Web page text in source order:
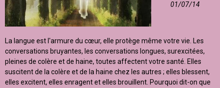
01/07/14
La langue est l'armure du cœur, elle protège même votre vie. Les
conversations bruyantes, les conversations longues, surexcitées,
pleines de colère et de haine, toutes affectent votre santé. Elles
suscitent de la colère et de la haine chez les autres ; elles blessent,
elles excitent, elles enragent et elles brouillent. Pourquoi dit-on que